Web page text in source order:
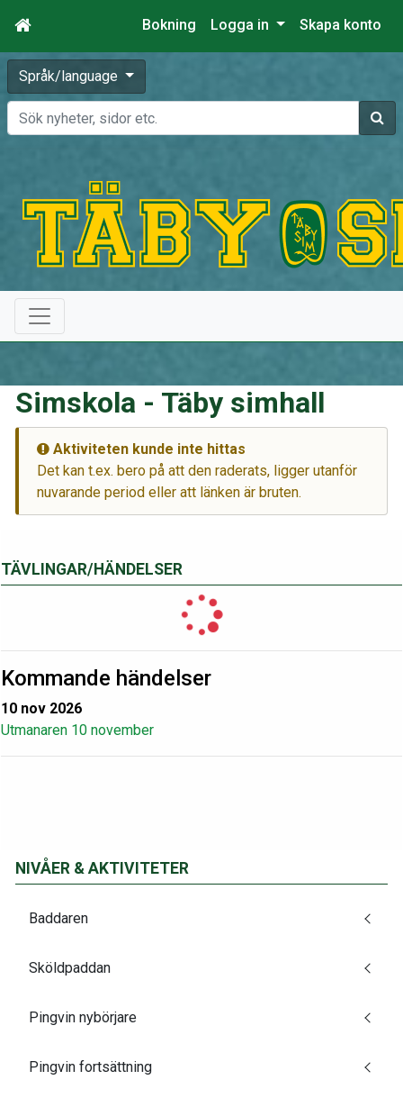
Bokning Logga in Skapa konto
Språk/language
Sök
TÄVLINGAR/HÄNDELSER
Kommande händelser
10 nov 2026
Utmanaren 10 november
Simskola - Täby simhall
Aktiviteten kunde inte hittas
Det kan t.ex. bero på att den raderats, ligger utanför
nuvarande period eller att länken är bruten.
NIVÅER & AKTIVITETER
Baddaren
Sköldpaddan
Pingvin nybörjare
Pingvin fortsättning